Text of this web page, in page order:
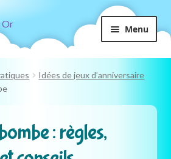
Menu
Idées de jeux d’anniversaire
: règles,